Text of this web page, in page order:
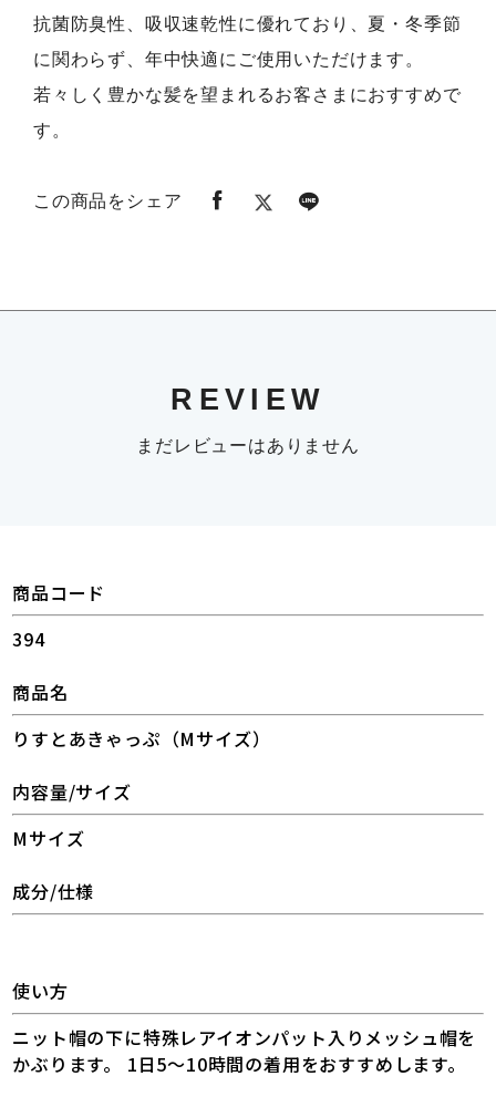
抗菌防臭性、吸収速乾性に優れており、夏・冬季節
に関わらず、年中快適にご使用いただけます。
若々しく豊かな髪を望まれるお客さまにおすすめで
す。
この商品をシェア
REVIEW
まだレビューはありません
商品コード
394
商品名
りすとあきゃっぷ（Mサイズ）
内容量/サイズ
Mサイズ
成分/仕様
使い方
ニット帽の下に特殊レアイオンパット入りメッシュ帽を
かぶります。 1日5〜10時間の着用をおすすめします。